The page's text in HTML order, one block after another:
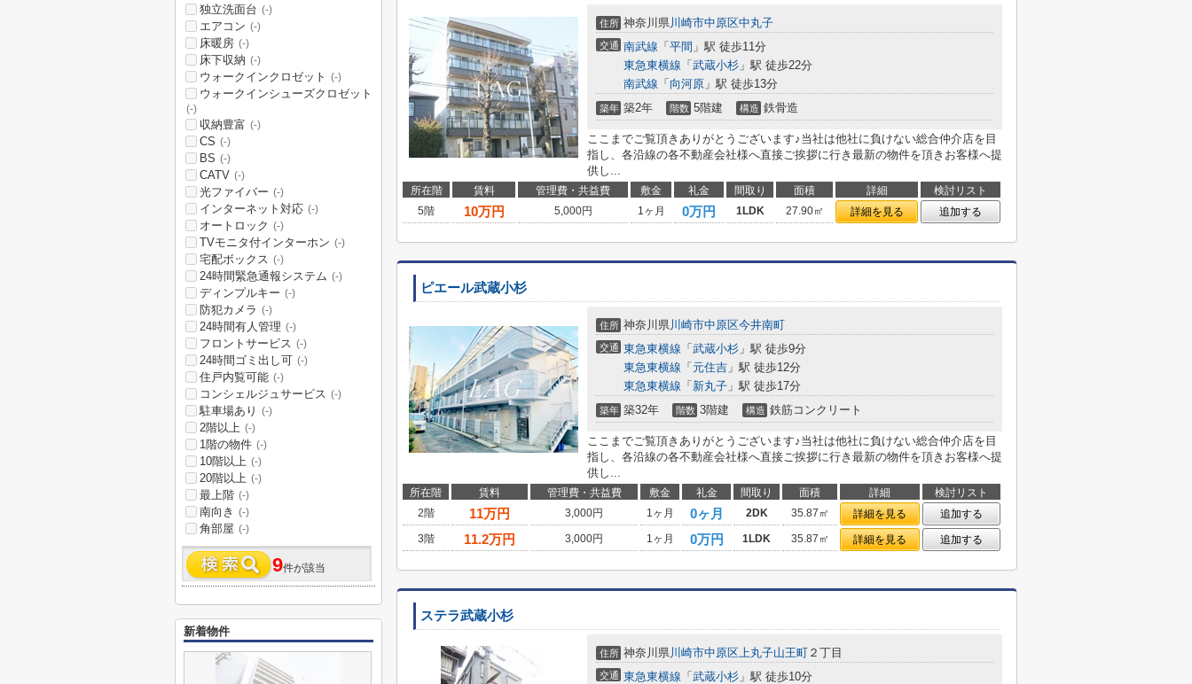
住所 神奈川県川崎市中原区中丸子
交通 南武線 「 平間 」駅 徒歩11分
東急東横線 「 武蔵小杉 」駅 徒歩22分
南武線 「 向河原 」駅 徒歩13分
築年 築2年 階数 5階建 構造 鉄骨造
ここまでご覧頂きありがとうございます♪当社は他社に負けない総合仲介店を目
指し、各沿線の各不動産会社様へ直接ご挨拶に行き最新の物件を頂きお客様へ提
供し...
所在階 賃料 管理費・共益費 敷金 礼金 間取り 面積 詳細
検討リスト
5階
10万円 5,000円 1ヶ月 0万円 1LDK 27.90㎡ 詳細を見る 追加する
ピエール武蔵小杉
住所 神奈川県川崎市中原区今井南町
交通 東急東横線 「 武蔵小杉 」駅 徒歩9分
東急東横線 「 元住吉 」駅 徒歩12分
東急東横線 「 新丸子 」駅 徒歩17分
築年 築32年 階数 3階建 構造 鉄筋コンクリート
ここまでご覧頂きありがとうございます♪当社は他社に負けない総合仲介店を目
指し、各沿線の各不動産会社様へ直接ご挨拶に行き最新の物件を頂きお客様へ提
供し...
所在階 賃料 管理費・共益費 敷金 礼金 間取り 面積 詳細
検討リスト
2階
11万円 3,000円 1ヶ月 0ヶ月 2DK 35.87㎡ 詳細を見る
追加する
3階
11.2万円 3,000円 1ヶ月 0万円 1LDK 35.87㎡ 詳細を見る 追加する
ステラ武蔵小杉
住所 神奈川県川崎市中原区上丸子山王町 ２丁目
交通 東急東横線 「 武蔵小杉 」駅 徒歩10分
独立洗面台 (-)
エアコン (-)
床暖房 (-)
床下収納 (-)
ウォークインクロゼット (-)
ウォークインシューズクロゼット
(-)
収納豊富 (-)
CS (-)
BS (-)
CATV (-)
光ファイバー (-)
インターネット対応 (-)
オートロック (-)
TVモニタ付インターホン (-)
宅配ボックス (-)
24時間緊急通報システム (-)
ディンプルキー (-)
防犯カメラ (-)
24時間有人管理 (-)
フロントサービス (-)
24時間ゴミ出し可 (-)
住戸内覧可能 (-)
コンシェルジュサービス (-)
駐車場あり (-)
2階以上 (-)
1階の物件 (-)
10階以上 (-)
20階以上 (-)
最上階 (-)
南向き (-)
角部屋 (-)
9件が該当
新着物件